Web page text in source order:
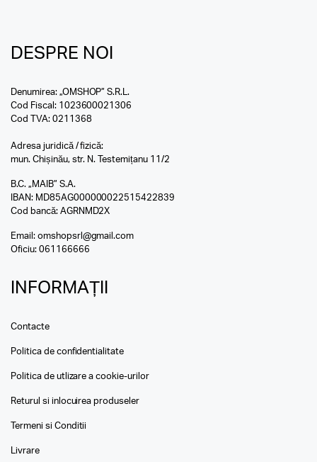
DESPRE NOI
Denumirea: „OMSHOP” S.R.L.
Cod Fiscal: 1023600021306
Cod TVA: 0211368
Adresa juridică / fizică:
mun. Chișinău, str. N. Testemițanu 11/2
B.C. „MAIB” S.A.
IBAN: MD85AG000000022515422839
Cod bancă: AGRNMD2X
Email: omshopsrl@gmail.com
Oficiu: 061166666
INFORMAȚII
Contacte
Politica de confidentialitate
Politica de utlizare a cookie-urilor
Returul si inlocuirea produseler
Termeni si Conditii
Livrare